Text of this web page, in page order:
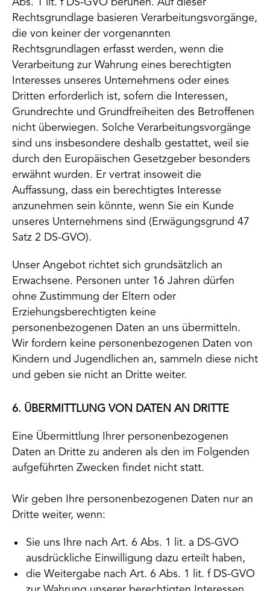
Abs. 1 lit. f DS-GVO beruhen. Auf dieser
Rechtsgrundlage basieren Verarbeitungsvorgänge,
die von keiner der vorgenannten
Rechtsgrundlagen erfasst werden, wenn die
Verarbeitung zur Wahrung eines berechtigten
Interesses unseres Unternehmens oder eines
Dritten erforderlich ist, sofern die Interessen,
Grundrechte und Grundfreiheiten des Betroffenen
nicht überwiegen. Solche Verarbeitungsvorgänge
sind uns insbesondere deshalb gestattet, weil sie
durch den Europäischen Gesetzgeber besonders
erwähnt wurden. Er vertrat insoweit die
Auffassung, dass ein berechtigtes Interesse
anzunehmen sein könnte, wenn Sie ein Kunde
unseres Unternehmens sind (Erwägungsgrund 47
Satz 2 DS-GVO).
Unser Angebot richtet sich grundsätzlich an
Erwachsene. Personen unter 16 Jahren dürfen
ohne Zustimmung der Eltern oder
Erziehungsberechtigten keine
personenbezogenen Daten an uns übermitteln.
Wir fordern keine personenbezogenen Daten von
Kindern und Jugendlichen an, sammeln diese nicht
und geben sie nicht an Dritte weiter.
6. ÜBERMITTLUNG VON DATEN AN DRITTE
Eine Übermittlung Ihrer personenbezogenen
Daten an Dritte zu anderen als den im Folgenden
aufgeführten Zwecken findet nicht statt.
Wir geben Ihre personenbezogenen Daten nur an
Dritte weiter, wenn:
Sie uns Ihre nach Art. 6 Abs. 1 lit. a DS-GVO
ausdrückliche Einwilligung dazu erteilt haben,
die Weitergabe nach Art. 6 Abs. 1 lit. f DS-GVO